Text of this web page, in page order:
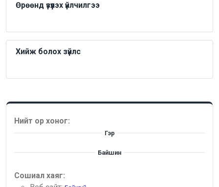
Өрөөнд үзүүлэх үйлчилгээ
Хийж болох зүйлс
Нийт ор хоног:
Гэр
Байшин
Сошиал хаяг: